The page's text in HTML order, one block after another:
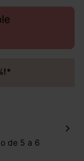
de 5 a 6